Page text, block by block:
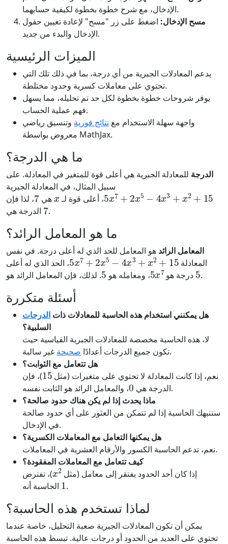
الإدخال، مع شرح خطوة بخطوة لكيفية حسابهما.
مسح الإدخال: اضغط على زر "مسح" لإعادة تعيين حقول
الإدخال والبدء من جديد.
الميزات الرئيسية
يدعم المعادلات الجبرية من أي درجة، بما في ذلك تلك التي
تحتوي على معاملات كسرية وحدود مختلطة.
يوفر شروحات خطوة بخطوة لكل حد تم تحليله، مما يسهل
فهم عملية الحساب.
واجهة سهلة الاستخدام مع نتائج فورية وتنسيق رياضي
معروض بواسطة MathJax.
ما هي الدرجة؟
الدرجة للمعادلة الجبرية هي أعلى قوة للمتغير في المعادلة. على
سبيل المثال، في المعادلة الجبرية
5x7 5− + 15
، أعلى قوة لـ
x
هي
7
، لذا فإن
7
.
ما هو المعامل الرائد؟
المعامل الرائد هو المعامل للحد الذي له أعلى درجة. في نفس
المعادلة
5 x7 +2x 5−4 x3+x2+15
، الحد الذي له أعلى
درجة هو
5 x7
، ومعامله هو
5 5
.
أسئلة متكررة
هل يمكنني استخدام هذه الحاسبة للمعادلات ذات الدرجات
السلبية؟
لا، هذه الحاسبة مخصصة للمعادلات الجبرية القياسية حيث
تكون جميع الدرجات أعدادًا صحيحة
غير سالبة.
هل تتعامل مع الثوابت؟
نعم، إذا كانت المعادلة لا تحتوي على متغيرات (مثل
15
)، فإن
الدرجة هي
0
، والمعامل الرائد هو الثابت نفسه.
ماذا يحدث إذا لم يكن هناك حدود صالحة؟
ستنبهك الحاسبة إذا لم تتمكن من العثور على أي حدود صالحة
في الإدخال.
هل يمكنها التعامل مع المعاملات الكسرية؟
نعم، تدعم الحاسبة الكسور والأرقام العشرية في المعاملات.
كيف تتعامل مع المعاملات المفقودة؟
إذا كان أحد الحدود يفتقر إلى معامل (مثل
x2
)، تفترض
1
.
لماذا تستخدم هذه الحاسبة؟
يمكن أن تكون المعادلات الجبرية صعبة التحليل، خاصة عندما
تحتوي على العديد من الحدود أو درجات عالية. تبسط هذه الحاسبة